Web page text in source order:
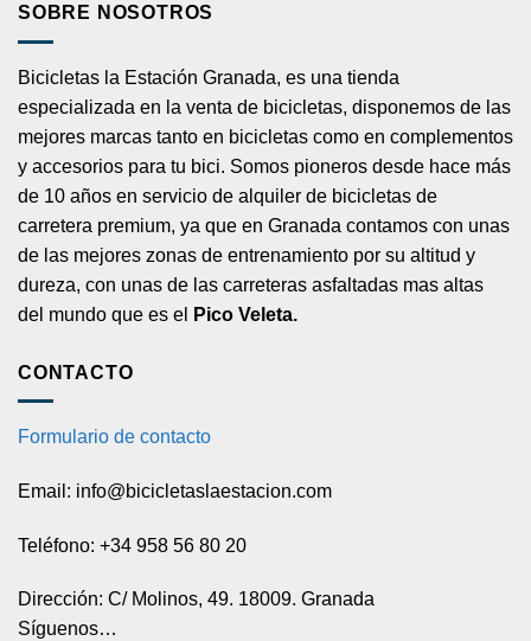
SOBRE NOSOTROS
Bicicletas la Estación Granada, es una tienda
especializada en la venta de bicicletas, disponemos de las
mejores marcas tanto en bicicletas como en complementos
y accesorios para tu bici. Somos pioneros desde hace más
de 10 años en servicio de alquiler de bicicletas de
carretera premium, ya que en Granada contamos con unas
de las mejores zonas de entrenamiento por su altitud y
dureza, con unas de las carreteras asfaltadas mas altas
del mundo que es el
Pico Veleta.
CONTACTO
Formulario de contacto
Email: info@bicicletaslaestacion.com
Teléfono: +34 958 56 80 20
Dirección: C/ Molinos, 49. 18009. Granada
Síguenos…